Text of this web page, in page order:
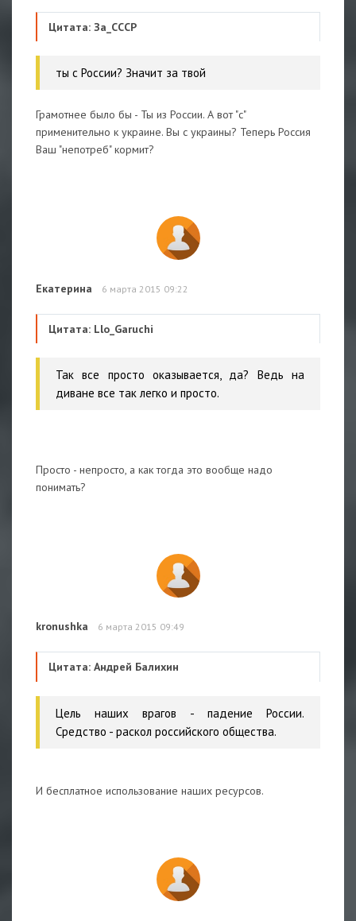
Цитата: За_СССР
ты с России? Значит за твой
Грамотнее было бы - Ты из России. А вот "с"
применительно к украине. Вы с украины? Теперь Россия
Ваш "непотреб" кормит?
Екатерина 6 марта 2015 09:22
Цитата: Llo_Garuchi
Так все просто оказывается, да? Ведь на
диване все так легко и просто.
Просто - непросто, а как тогда это вообще надо
понимать?
kronushka 6 марта 2015 09:49
Цитата: Андрей Балихин
Цель наших врагов - падение России.
Средство - раскол российского общества.
И бесплатное использование наших ресурсов.